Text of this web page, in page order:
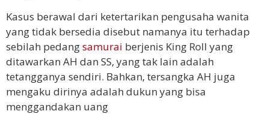
Kasus berawal dari ketertarikan pengusaha wanita
yang tidak bersedia disebut namanya itu terhadap
sebilah pedangsamurai berjenis King Roll yang
ditawarkan AH dan SS, yang tak lain adalah
tetangganya sendiri. Bahkan, tersangka AH juga
mengaku dirinya adalah dukun yang bisa
menggandakan uang